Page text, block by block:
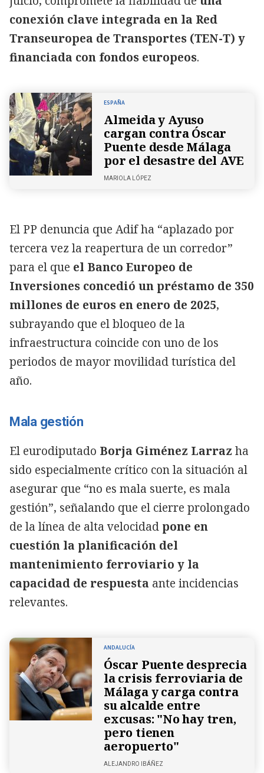
conexión clave integrada en la Red
Transeuropea de Transportes (TEN-T) y
financiada con fondos europeos.
ESPAÑA
Almeida y Ayuso
cargan contra Óscar
Puente desde Málaga
por el desastre del AVE
MARIOLA LÓPEZ
El PP denuncia que Adif ha “aplazado por
tercera vez la reapertura de un corredor”
para el que el Banco Europeo de
Inversiones concedió un préstamo de 350
millones de euros en enero de 2025,
subrayando que el bloqueo de la
infraestructura coincide con uno de los
periodos de mayor movilidad turística del
año.
Mala gestión
El eurodiputado Borja Giménez Larraz ha
sido especialmente crítico con la situación al
asegurar que “no es mala suerte, es mala
gestión”, señalando que el cierre prolongado
de la línea de alta velocidad pone en
cuestión la planificación del
mantenimiento ferroviario y la
capacidad de respuesta ante incidencias
relevantes.
ANDALUCÍA
Óscar Puente desprecia
la crisis ferroviaria de
Málaga y carga contra
su alcalde entre
excusas: "No hay tren,
pero tienen
aeropuerto"
ALEJANDRO IBÁÑEZ